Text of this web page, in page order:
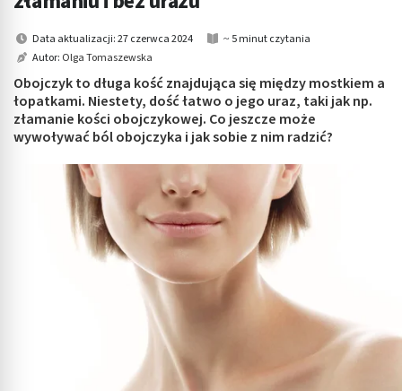
submenu: Kosmetyki
submenu: Higiena
submenu: Sprzęt medyczny
submenu: Wellness
Data aktualizacji: 27 czerwca 2024
~ 5 minut czytania
Autor: Olga Tomaszewska
Obojczyk to długa kość znajdująca się między mostkiem a
łopatkami. Niestety, dość łatwo o jego uraz, taki jak np.
złamanie kości obojczykowej. Co jeszcze może
wywoływać ból obojczyka i jak sobie z nim radzić?